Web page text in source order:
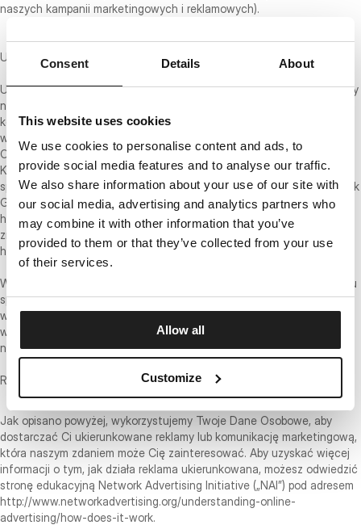
Consent Details About
This website uses cookies
We use cookies to personalise content and ads, to
provide social media features and to analyse our traffic.
We also share information about your use of our site with
our social media, advertising and analytics partners who
may combine it with other information that you’ve
provided to them or that they’ve collected from your use
of their services.
Allow all
Customize
naszych kampanii marketingowych i reklamowych).
UDOSTĘPNIANIE TWOICH DANYCH OSOBOWYCH
Udostępniamy Twoje Dane Osobowe podmiotom trzecim, aby pomogły
nam wykorzystywać je w sposób opisany powyżej. Na przykład
korzystamy z Shopify do obsługi naszego sklepu internetowego —
więcej informacji o tym, jak Shopify wykorzystuje Twoje Dane
Osobowe, znajdziesz tutaj: https://www.shopify.com/legal/privacy.
Korzystamy również z Google Analytics, aby lepiej zrozumieć, w jaki
sposób nasi klienci korzystają z Serwisu — więcej informacji o tym, jak
Google wykorzystuje Twoje Dane Osobowe, znajdziesz tutaj:
https://www.google.com/intl/en/policies/privacy/. Możesz także
zrezygnować z Google Analytics tutaj:
https://tools.google.com/dlpage/gaoptout.
Wreszcie, możemy również udostępniać Twoje Dane Osobowe w celu
spełnienia obowiązujących przepisów prawa i regulacji, odpowiedzi na
wezwanie sądowe, nakaz przeszukania lub inny zgodny z prawem
wniosek o udzielenie informacji, które otrzymamy, lub w celu ochrony
naszych praw.
REKLAMA BEHAWIORALNA
Jak opisano powyżej, wykorzystujemy Twoje Dane Osobowe, aby
dostarczać Ci ukierunkowane reklamy lub komunikację marketingową,
która naszym zdaniem może Cię zainteresować. Aby uzyskać więcej
informacji o tym, jak działa reklama ukierunkowana, możesz odwiedzić
stronę edukacyjną Network Advertising Initiative („NAI”) pod adresem
http://www.networkadvertising.org/understanding-online-
advertising/how-does-it-work.